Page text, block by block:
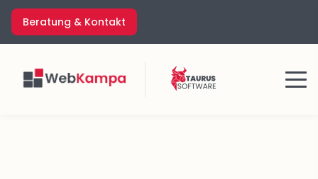
Zum
Inhalt
springen
Beratung & Kontakt
Menü